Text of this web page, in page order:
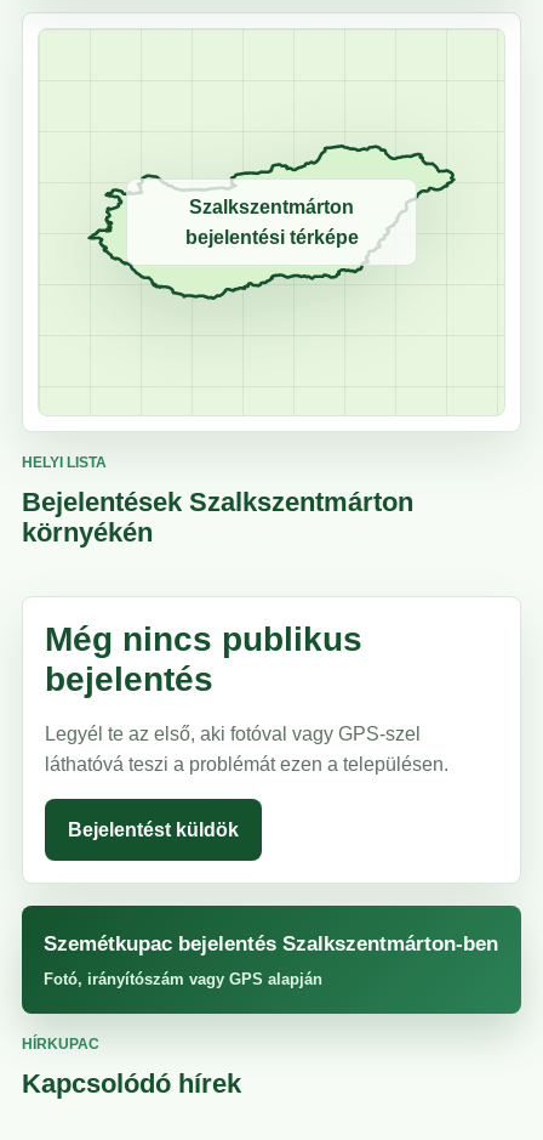
Szalkszentmárton
bejelentési térképe
HELYI LISTA
Bejelentések Szalkszentmárton
környékén
Még nincs publikus
bejelentés
Legyél te az első, aki fotóval vagy GPS-szel
láthatóvá teszi a problémát ezen a településen.
Bejelentést küldök
Szemétkupac bejelentés Szalkszentmárton-ben
Fotó, irányítószám vagy GPS alapján
HÍRKUPAC
Kapcsolódó hírek